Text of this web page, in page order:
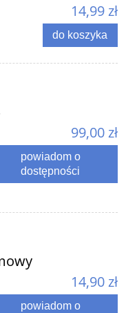
14,99 zł
do koszyka
99,00 zł
powiadom o
dostępności
14,90 zł
powiadom o